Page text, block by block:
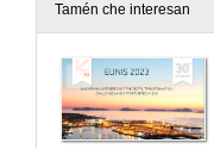
Tamén che interesan